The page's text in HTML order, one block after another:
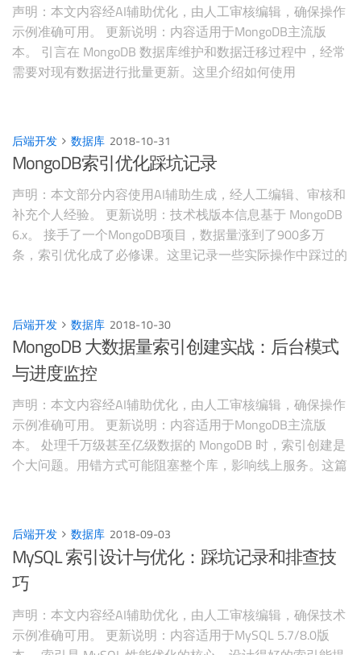
声明：本文内容经AI辅助优化，由人工审核编辑，确保操作
示例准确可用。 更新说明：内容适用于MongoDB主流版
本。 引言在 MongoDB 数据库维护和数据迁移过程中，经常
需要对现有数据进行批量更新。这里介绍如何使用
随机数——来演示完整的操
后端开发 数据库 2018-10-31
MongoDB索引优化踩坑记录
声明：本文部分内容使用AI辅助生成，经人工编辑、审核和
补充个人经验。 更新说明：技术栈版本信息基于 MongoDB
6.x。 接手了一个MongoDB项目，数据量涨到了900多万
条，索引优化成了必修课。这里记录一些实际操作中踩过的
阻塞所有读写db.collection.cre
后端开发 数据库 2018-10-30
MongoDB 大数据量索引创建实战：后台模式
与进度监控
声明：本文内容经AI辅助优化，由人工审核编辑，确保操作
示例准确可用。 更新说明：内容适用于MongoDB主流版
本。 处理千万级甚至亿级数据的 MongoDB 时，索引创建是
个大问题。用错方式可能阻塞整个库，影响线上服务。这篇
（Foreground）12// 默认方式：前台创建索
后端开发 数据库 2018-09-03
MySQL 索引设计与优化：踩坑记录和排查技
巧
声明：本文内容经AI辅助优化，由人工审核编辑，确保技术
示例准确可用。 更新说明：内容适用于MySQL 5.7/8.0版